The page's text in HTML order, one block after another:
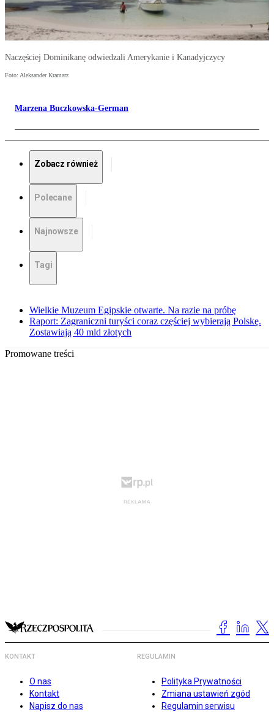
Naczęściej Dominikanę odwiedzali Amerykanie i Kanadyjczycy
Foto: Aleksander Kramarz
Marzena Buczkowska-German
Zobacz również
Polecane
Najnowsze
Tagi
Wielkie Muzeum Egipskie otwarte. Na razie na próbę
Raport: Zagraniczni turyści coraz częściej wybierają Polskę.
Zostawiają 40 mld złotych
Promowane treści
KONTAKT
O nas
Kontakt
Napisz do nas
REGULAMIN
Polityka Prywatności
Zmiana ustawień zgód
Regulamin serwisu